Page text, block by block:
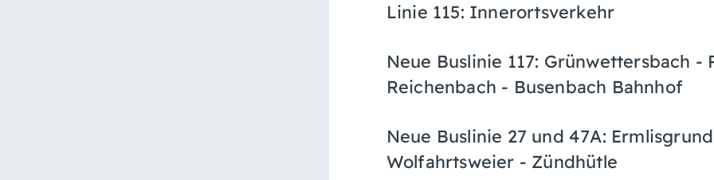
Linie 115: Innerortsverkehr
Neue Buslinie 117: Grünwettersbach
Reichenbach - Busenbach Bahnhof
Neue Buslinie 27 und 47A:
Wolfahrtsweier - Zündhütle